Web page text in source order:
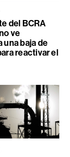
del BCRA
ve
una baja de
reactivar el